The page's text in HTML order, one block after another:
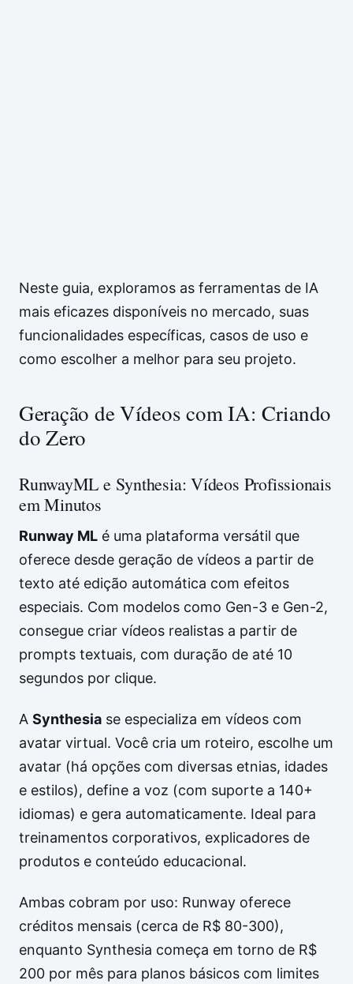
Neste guia, exploramos as ferramentas de IA
mais eficazes disponíveis no mercado, suas
funcionalidades específicas, casos de uso e
como escolher a melhor para seu projeto.
Geração de Vídeos com IA: Criando
do Zero
RunwayML e Synthesia: Vídeos Profissionais
em Minutos
Runway ML é uma plataforma versátil que
oferece desde geração de vídeos a partir de
texto até edição automática com efeitos
especiais. Com modelos como Gen-3 e Gen-2,
consegue criar vídeos realistas a partir de
prompts textuais, com duração de até 10
segundos por clique.
A Synthesia se especializa em vídeos com
avatar virtual. Você cria um roteiro, escolhe um
avatar (há opções com diversas etnias, idades
e estilos), define a voz (com suporte a 140+
idiomas) e gera automaticamente. Ideal para
treinamentos corporativos, explicadores de
produtos e conteúdo educacional.
Ambas cobram por uso: Runway oferece
créditos mensais (cerca de R$ 80-300),
enquanto Synthesia começa em torno de R$
200 por mês para planos básicos com limites